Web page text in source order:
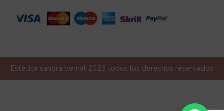
Estética sandra bernal 2023 todos los derechos reservados